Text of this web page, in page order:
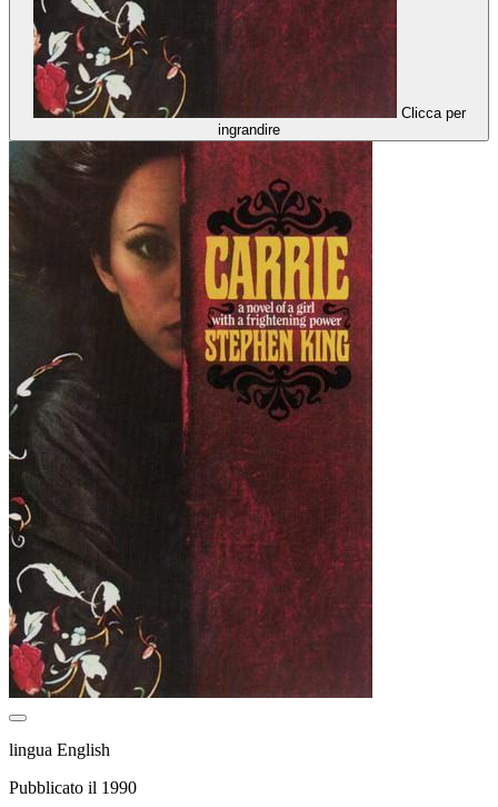
Clicca per
ingrandire
lingua English
Pubblicato il 1990